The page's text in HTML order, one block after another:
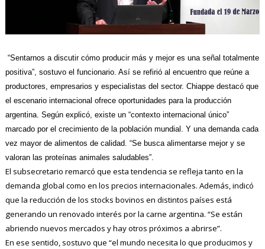
“Sentarnos a discutir cómo producir más y mejor es una señal totalmente
positiva”, sostuvo el funcionario. Así se refirió al encuentro que reúne a
productores, empresarios y especialistas del sector. Chiappe destacó que
el escenario internacional ofrece oportunidades para la producción
argentina. Según explicó, existe un “contexto internacional único”
marcado por el crecimiento de la población mundial. Y una demanda cada
vez mayor de alimentos de calidad. “Se busca alimentarse mejor y se
valoran las proteínas animales saludables”.
El subsecretario remarcó que esta tendencia se refleja tanto en la
demanda global como en los precios internacionales. Además, indicó
que la reducción de los stocks bovinos en distintos países está
generando un renovado interés por la carne argentina. “Se están
abriendo nuevos mercados y hay otros próximos a abrirse”.
En ese sentido, sostuvo que “el mundo necesita lo que producimos y